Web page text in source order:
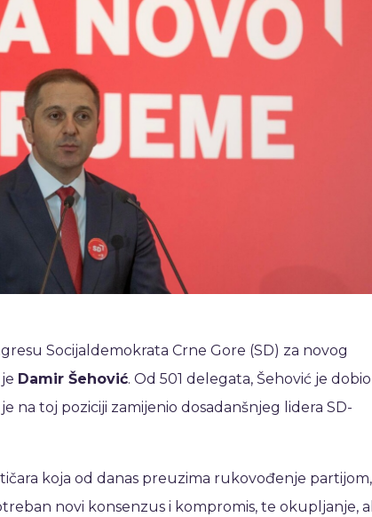
Socijaldemokrata Crne Gore (SD) za novog
Damir Šehović. Od 501 delegata, Šehović je dobio
na toj poziciji zamijenio dosadanšnjeg lidera SD-
koja od danas preuzima rukovođenje partijom,
novi konsenzus i kompromis, te okupljanje,